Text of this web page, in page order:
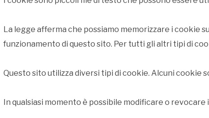
La legge afferma che possiamo memorizzare i cookie
funzionamento di questo sito. Per tutti gli altri tipi di
Questo sito utilizza diversi tipi di cookie. Alcuni cookie
In qualsiasi momento è possibile modificare o